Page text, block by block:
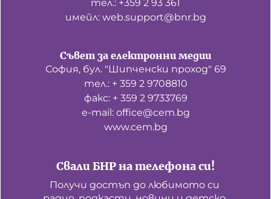
тел.: +359 2 93 361
имейл: web.support@bnr.bg
Свали БНР на телефона си!
Получи достъп до любимото си
Съвет за електронни медии
София, бул. "Шипченски проход" 69
тел.: + 359 2 9708810
факс: + 359 2 9733769
е-mail: office@cem.bg
www.cem.bg